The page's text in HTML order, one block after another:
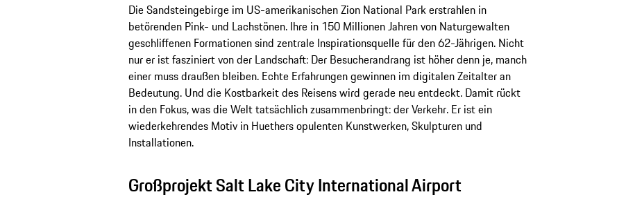
Die Sandsteingebirge im US-amerikanischen Zion National Park erstrahlen in
betörenden Pink- und Lachstönen. Ihre in 150 Millionen Jahren von Naturgewalten
geschliffenen Formationen sind zentrale Inspirationsquelle für den 62-Jährigen. Nicht
nur er ist fasziniert von der Landschaft: Der Besucherandrang ist höher denn je, manch
einer muss draußen bleiben. Echte Erfahrungen gewinnen im digitalen Zeitalter an
Bedeutung. Und die Kostbarkeit des Reisens wird gerade neu entdeckt. Damit rückt
in den Fokus, was die Welt tatsächlich zusammenbringt: der Verkehr. Er ist ein
wiederkehrendes Motiv in Huethers opulenten Kunstwerken, Skulpturen und
Installationen.
Großprojekt Salt Lake City International Airport